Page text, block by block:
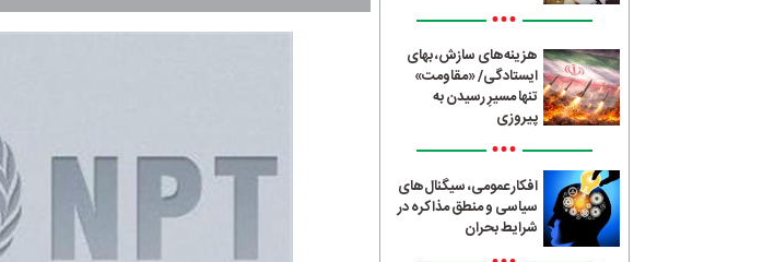
•••
هزینه‌های سازش، بهای
ایستادگی/ «مقاومت»
تنها مسیرِ رسیدن به
پیروزی
•••
افکار عمومی، سیگنال‌های
سیاسی و منطق مذاکره در
شرایط بحران